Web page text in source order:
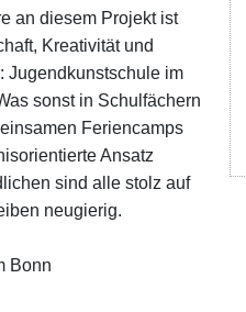
an diesem Projekt ist
Kreativität und
Jugendkunstschule im
sonst in Schulfächern
Feriencamps
Ansatz
sind alle stolz auf
neugierig.
Bonn